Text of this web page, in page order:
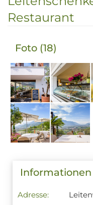
Restaurant
Foto (18)
Informationen
Adresse: